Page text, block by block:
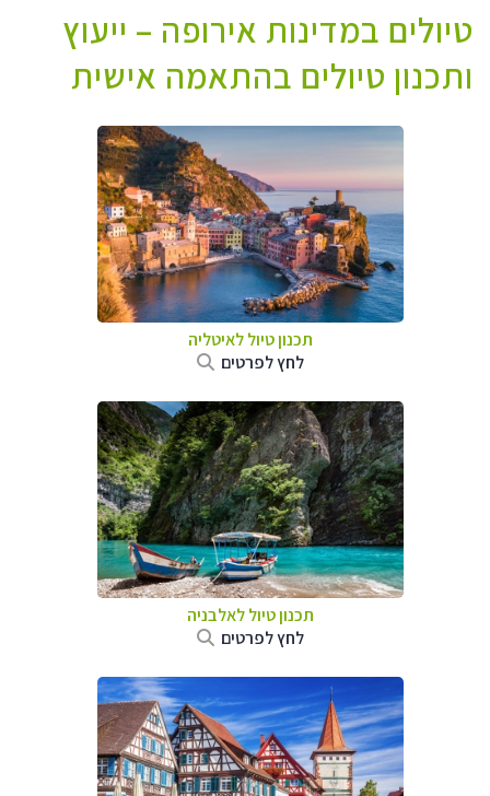
טיולים במדינות אירופה – ייעוץ
ותכנון טיולים בהתאמה אישית
תכנון טיול לאיטליה
לחץ לפרטים
תכנון טיול לאלבניה
לחץ לפרטים